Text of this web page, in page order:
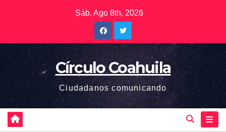
Sáb. Ago 8th, 2026
Círculo Coahuila
Ciudadanos comunicando